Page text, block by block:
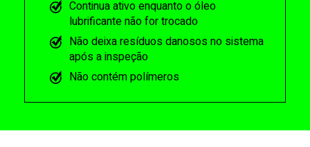
Continua ativo enquanto o óleo
lubrificante não for trocado
Não deixa resíduos danosos no sistema
após a inspeção
Não contém polímeros